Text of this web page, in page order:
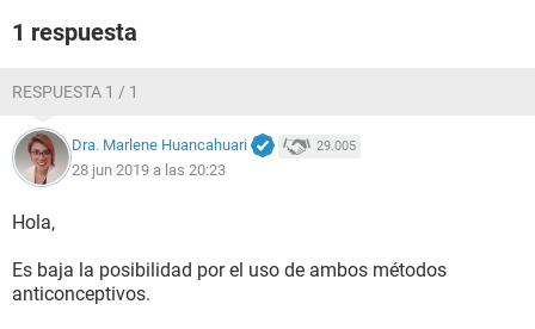
1 respuesta
RESPUESTA 1 / 1
Dra. Marlene Huancahuari 29.005
28 jun 2019 a las 20:23
Hola,
Es baja la posibilidad por el uso de ambos métodos
anticonceptivos.